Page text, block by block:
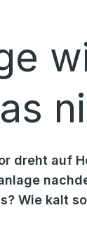
dreht auf
Wie kalt